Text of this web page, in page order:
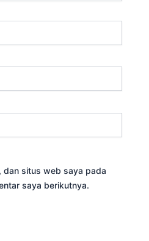
dan situs web saya pada
saya berikutnya.